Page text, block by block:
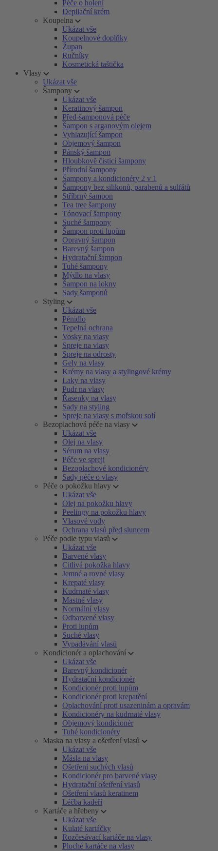
Péče o holení
Depilační krém
Koupelna
Ukázat vše
Koupelnové doplňky
Župan
Ručníky
Kosmetická taštička
Vlasy
Ukázat vše
Šampony
Ukázat vše
Keratinový šampon
Před-šamponová péče
Šampon s arganovým olejem
Vyhlazující šampon
Objemový šampon
Pánský šampon
Hloubkově čisticí šampony
Přírodní šampony
Šampony a kondicionéry 2 v 1
Šampony bez silikonů, parabenů a sulfátů
Stříbrný šampon
Tea tree šampony
Tónovací šampony
Suché šampony
Šampon proti lupům
Opravný šampon
Barevný šampon
Hydratační šampon
Tuhé šampony
Mýdlo na vlasy
Šampon na lokny
Sady šamponů
Styling
Ukázat vše
Pěnidlo
Tepelná ochrana
Vosky na vlasy
Spreje na vlasy
Spreje na odrosty
Gely na vlasy
Krémy na vlasy a stylingové krémy
Laky na vlasy
Pudr na vlasy
Řasenky na vlasy
Sady na styling
Spreje na vlasy s mořskou solí
Bezoplachová péče na vlasy
Ukázat vše
Olej na vlasy
Sérum na vlasy
Péče ve spreji
Bezoplachové kondicionéry
Sady péče o vlasy
Péče o pokožku hlavy
Ukázat vše
Olej na pokožku hlavy
Peelingy na pokožku hlavy
Vlasové vody
Ochrana vlasů před sluncem
Péče podle typu vlasů
Ukázat vše
Barvené vlasy
Citlivá pokožka hlavy
Jemné a rovné vlasy
Krepaté vlasy
Kudrnaté vlasy
Mastné vlasy
Normální vlasy
Odbarvené vlasy
Proti lupům
Suché vlasy
Vypadávání vlasů
Kondicionér a oplachování
Ukázat vše
Barevný kondicionér
Hydratační kondicionér
Kondicionér proti lupům
Kondicionér proti krepatění
Oplachování proti usazeninám a opravám
Kondicionéry na kudrnaté vlasy
Objemový kondicionér
Tuhé kondicionéry
Maska na vlasy a ošetření vlasů
Ukázat vše
Másla na vlasy
Ošetření suchých vlasů
Kondicionér pro barvené vlasy
Hydratační ošetření vlasů
Ošetření vlasů keratinem
Léčba kadeří
Kartáče a hřebeny
Ukázat vše
Kulaté kartáčky
Rozčesávací kartáče na vlasy
Ploché kartáče na vlasy